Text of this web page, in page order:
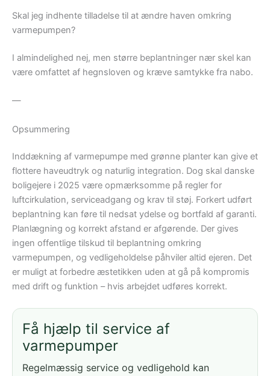
Skal jeg indhente tilladelse til at ændre haven omkring
varmepumpen?
I almindelighed nej, men større beplantninger nær skel kan
være omfattet af hegnsloven og kræve samtykke fra nabo.
—
Opsummering
Inddækning af varmepumpe med grønne planter kan give et
flottere haveudtryk og naturlig integration. Dog skal danske
boligejere i 2025 være opmærksomme på regler for
luftcirkulation, serviceadgang og krav til støj. Forkert udført
beplantning kan føre til nedsat ydelse og bortfald af garanti.
Planlægning og korrekt afstand er afgørende. Der gives
ingen offentlige tilskud til beplantning omkring
varmepumpen, og vedligeholdelse påhviler altid ejeren. Det
er muligt at forbedre æstetikken uden at gå på kompromis
med drift og funktion – hvis arbejdet udføres korrekt.
Få hjælp til service af
varmepumper
Regelmæssig service og vedligehold kan